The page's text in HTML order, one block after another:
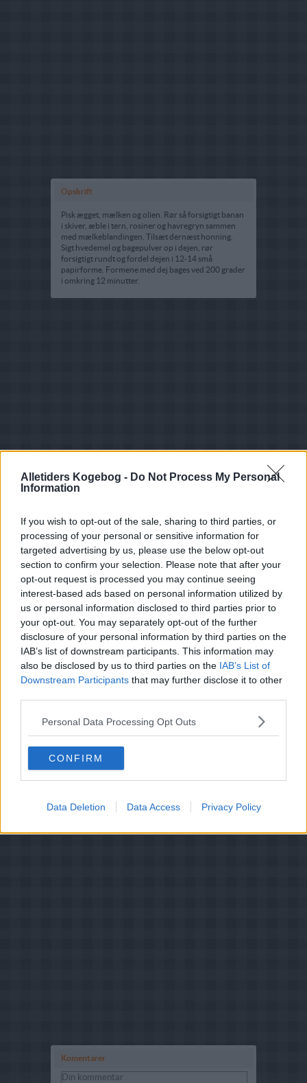
Alletiders Kogebog - Do Not Process My Personal
Information
If you wish to opt-out of the sale, sharing to third parties, or
processing of your personal or sensitive information for
targeted advertising by us, please use the below opt-out
section to confirm your selection. Please note that after your
opt-out request is processed you may continue seeing
interest-based ads based on personal information utilized by
us or personal information disclosed to third parties prior to
your opt-out. You may separately opt-out of the further
disclosure of your personal information by third parties on the
IAB’s list of downstream participants. This information may
also be disclosed by us to third parties on the IAB’s List of
Downstream Participants that may further disclose it to other
Personal Data Processing Opt Outs
CONFIRM
Data Deletion Data Access Privacy Policy
Opskrift
Pisk ægget, mælken og olien. Rør så forsigtigt banan
i skiver, æble i tern, rosiner og havregryn sammen
med mælkeblandingen. Tilsæt dernæst honning.
Sigt hvedemel og bagepulver op i dejen, rør
forsigtigt rundt og fordel dejen i 12-14 små
papirforme. Formene med dej bages ved 200 grader
i omkring 12 minutter.
Opskriftsinfo
Ret :Kager i form-Muffins
-
Indsendt : 2003-08-17
Bedøm retten
Brugernes vurdering:3.4 (14stemmer)
Din vurdering:
Komentarer